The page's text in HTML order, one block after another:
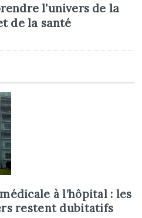
l'univers de la
de la santé
à l’hôpital : les
restent dubitatifs